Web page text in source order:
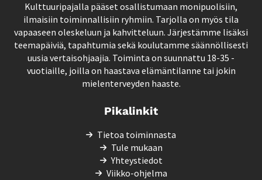
Kulttuuripajalla pääset osallistumaan monipuolisiin,
ilmaisiin toiminnallisiin ryhmiin. Tarjolla on myös tila
vapaaseen oleskeluun ja kahvitteluun. Järjestämme lisäksi
teemapäiviä, tapahtumia sekä koulutamme säännöllisesti
uusia vertaisohjaajia. Toiminta on suunnattu 18-35 -
vuotiaille, joilla on haastava elämäntilanne tai jokin
mielenterveyden haaste.
Pikalinkit
Tietoa toiminnasta
Tule mukaan
Yhteystiedot
Viikko-ohjelma